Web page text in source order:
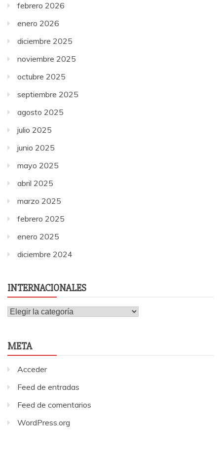
febrero 2026
enero 2026
diciembre 2025
noviembre 2025
octubre 2025
septiembre 2025
agosto 2025
julio 2025
junio 2025
mayo 2025
abril 2025
marzo 2025
febrero 2025
enero 2025
diciembre 2024
INTERNACIONALES
Internacionales
META
Acceder
Feed de entradas
Feed de comentarios
WordPress.org